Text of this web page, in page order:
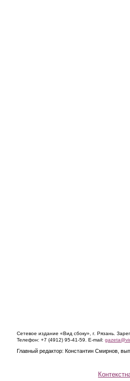
Сетевое издание «Вид сбоку», г. Рязань.
Телефон: +7 (4912) 95-41-59. E-mail:
Главный редактор: Константин Смирнов,